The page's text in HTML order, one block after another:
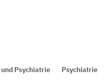
Psychiatrie Psychiatrie